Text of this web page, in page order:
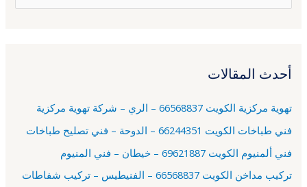
ث
ن
:
أحدث المقالات
تهوية مركزية الكويت 66568837 – الري – شركة تهوية مركزية
فني طباخات الكويت 66244351 – الدوحة – فني تصليح طباخات
فني ألمنيوم الكويت 69621887 – خيطان – فني المنيوم
تركيب مداخن الكويت 66568837 – الفنيطيس – تركيب شفاطات